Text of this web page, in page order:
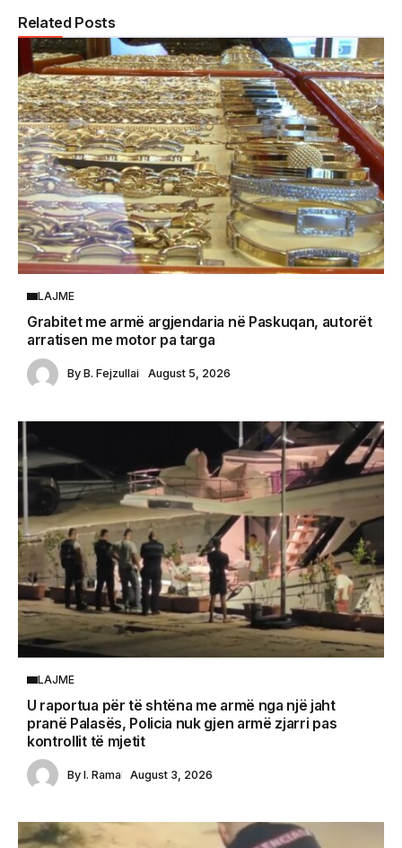
Related Posts
LAJME
Grabitet me armë argjendaria në Paskuqan, autorët
arratisen me motor pa targa
By B. Fejzullai August 5, 2026
LAJME
U raportua për të shtëna me armë nga një jaht
pranë Palasës, Policia nuk gjen armë zjarri pas
kontrollit të mjetit
By I. Rama August 3, 2026